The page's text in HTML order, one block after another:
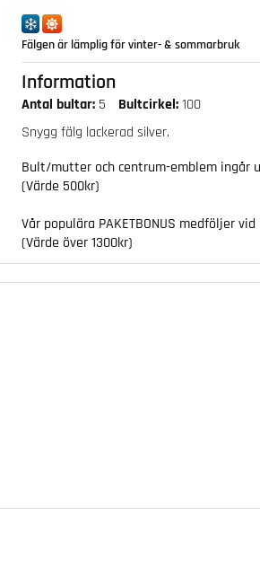
Fälgen är lämplig för vinter- & sommarbruk
Information
Antal bultar: 5 Bultcirkel:100
Snygg fälg lackerad silver.
Bult/mutter och centrum-emblem ingår
(Värde 500kr)
Vår populära PAKETBONUS medföljer
(Värde över 1300kr)